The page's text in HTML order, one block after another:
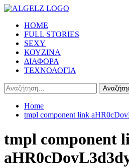
Skip
content
Primary
Menu
HOME
FULL STORIES
SEXY
ΚΟΥΖΙΝΑ
ΔΙΑΦΟΡΑ
ΤΕΧΝΟΛΟΓΙΑ
Αναζήτηση
για:
Home
tmpl component link
tmpl component